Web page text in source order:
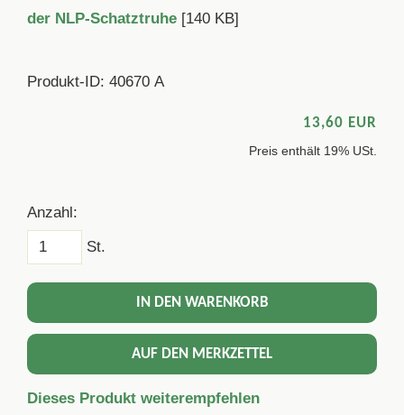
der NLP-Schatztruhe [140 KB]
Produkt-ID: 40670 A
13,60 EUR
Preis enthält 19% USt.
Anzahl:
St.
IN DEN WARENKORB
AUF DEN MERKZETTEL
Dieses Produkt weiterempfehlen